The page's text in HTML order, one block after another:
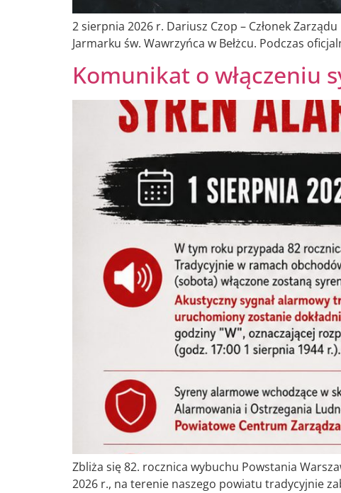
2 sierpnia 2026 r. Dariusz Czop – Członek
Jarmarku św. Wawrzyńca w Bełżcu. Podczas
Komunikat o włączeniu
Zbliża się 82. rocznica wybuchu Powstania
2026 r., na terenie naszego powiatu tradycyjnie